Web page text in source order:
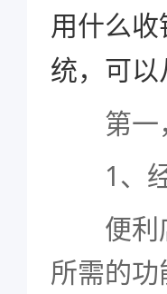
用什么
统，可以
第一，
1、经
便利店
所需的